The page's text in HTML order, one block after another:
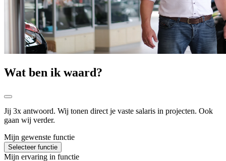
Wat ben ik waard?
Jij 3x antwoord. Wij tonen direct je vaste salaris in projecten. Ook
gaan wij verder.
Mijn gewenste functie
Selecteer functie
Mijn ervaring in functie